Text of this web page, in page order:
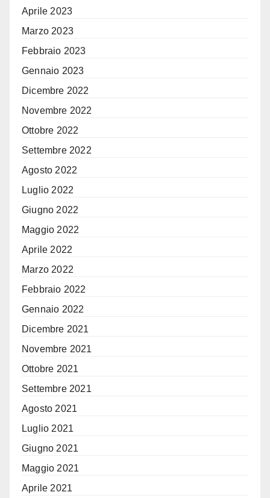
Aprile 2023
Marzo 2023
Febbraio 2023
Gennaio 2023
Dicembre 2022
Novembre 2022
Ottobre 2022
Settembre 2022
Agosto 2022
Luglio 2022
Giugno 2022
Maggio 2022
Aprile 2022
Marzo 2022
Febbraio 2022
Gennaio 2022
Dicembre 2021
Novembre 2021
Ottobre 2021
Settembre 2021
Agosto 2021
Luglio 2021
Giugno 2021
Maggio 2021
Aprile 2021